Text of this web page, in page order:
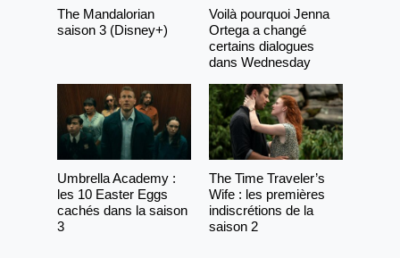
The Mandalorian
saison 3 (Disney+)
Voilà pourquoi Jenna
Ortega a changé
certains dialogues
dans Wednesday
Umbrella Academy :
les 10 Easter Eggs
cachés dans la saison
3
The Time Traveler’s
Wife : les premières
indiscrétions de la
saison 2